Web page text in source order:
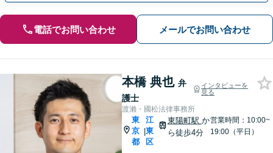
電話でお問い合わせ メールでお問い合わせ
本橋 典也 弁
護士
インタビューを
見る
渡瀨・國松法律事務所
東
京
都
|
江
東
区
東陽町駅 か
ら徒歩4分
営業時間：10:00~
19:00（平日）